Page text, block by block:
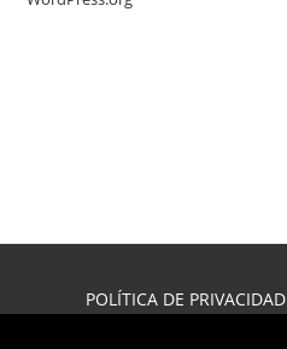
POLÍTICA DE PRIVACIDAD